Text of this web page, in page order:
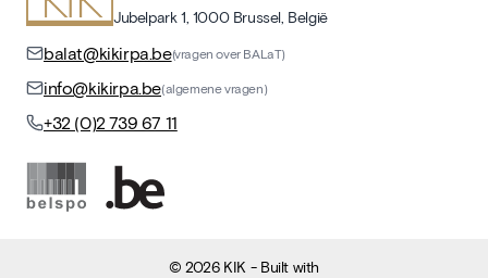
Jubelpark 1, 1000 Brussel, België
balat@kikirpa.be(vragen over BALaT)
info@kikirpa.be(algemene vragen)
+32 (0)2 739 67 11
©2026 KIK - Built with